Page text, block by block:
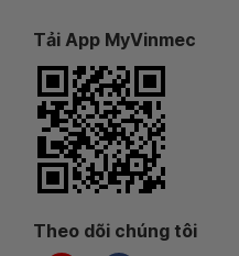
Tải App MyVinmec
Theo dõi chúng tôi